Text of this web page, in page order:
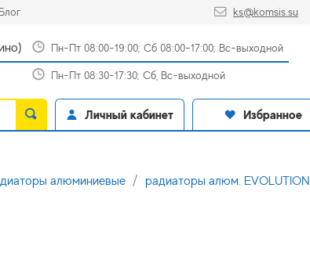
Блог(current) ks@komsis.su
Пн-Пт 08:00-19:00; Сб 08:00-17:00; Вс-выходной
Пн-Пт 08:30-17:30; Сб, Вс-выходной
Личный кабинет Избранное
алюминиевые радиаторы алюм. EVOLUTION